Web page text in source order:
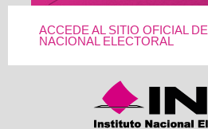
ACCEDE AL SITIO OFICIAL
NACIONAL ELECTORAL